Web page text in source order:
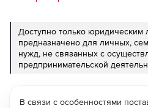
Доступно только
предназначено для личных,
нужд, не связанных с
предпринимательской
В связи с особенностями